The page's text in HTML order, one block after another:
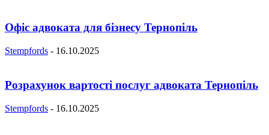
Офіс адвоката для бізнесу Тернопіль
Stempfords - 16.10.2025
Розрахунок вартості послуг адвоката Тернопіль
Stempfords - 16.10.2025